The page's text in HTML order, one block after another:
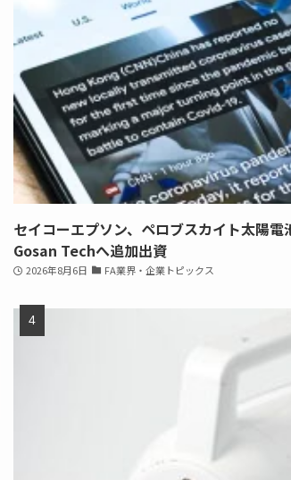
セイコーエプソン、ペロブスカイト太陽
Gosan Techへ追加出資
2026年8月6日 FA業界・企業トピックス